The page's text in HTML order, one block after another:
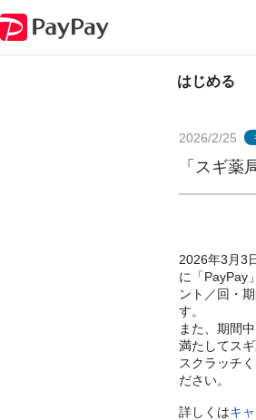
はじめる
2026/2/25
「スギ
2026年3月3
に「PayPay
ント／回・
す。
また、期間
満たしてス
スクラッチ
ださい。
詳しくはキ